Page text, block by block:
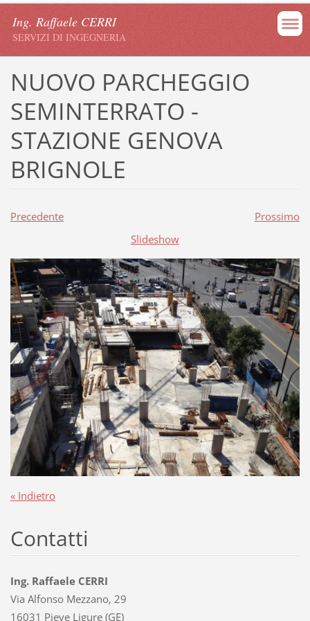
Ing. Raffaele CERRI
SERVIZI DI INGEGNERIA
NUOVO PARCHEGGIO
SEMINTERRATO -
STAZIONE GENOVA
BRIGNOLE
Precedente
Prossimo
Slideshow
« Indietro
Contatti
Ing. Raffaele CERRI
Via Alfonso Mezzano, 29
16031 Pieve Ligure (GE)